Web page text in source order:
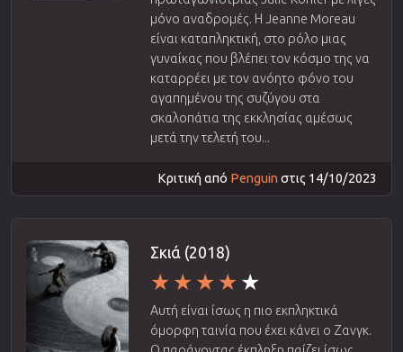
μόνο αναδρομές. Η Jeanne Moreau
είναι καταπληκτική, στο ρόλο μιας
γυναίκας που βλέπει τον κόσμο της να
καταρρέει με τον ανόητο φόνο του
αγαπημένου της συζύγου στα
σκαλοπάτια της εκκλησίας αμέσως
μετά την τελετή του...
Κριτική από Penguin στις 14/10/2023
Σκιά (2018)
Αυτή είναι ίσως η πιο εκπληκτικά
όμορφη ταινία που έχει κάνει ο Ζανγκ.